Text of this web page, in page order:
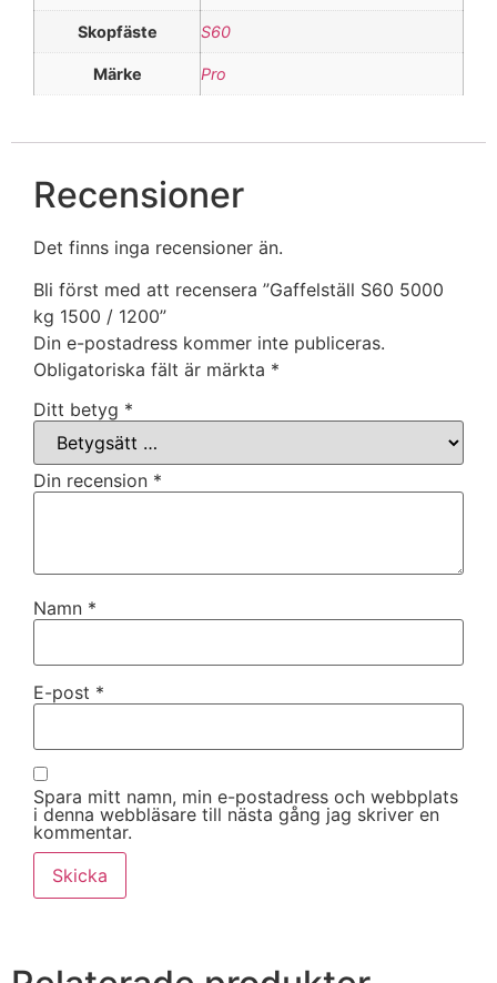
Skopfäste S60
Märke Pro
Recensioner
Det finns inga recensioner än.
Bli först med att recensera ”Gaffelställ S60 5000
kg 1500 / 1200”
Din e-postadress kommer inte publiceras.
Obligatoriska fält är märkta *
Ditt betyg *
Din recension *
Namn *
E-post *
Spara mitt namn, min e-postadress och webbplats
i denna webbläsare till nästa gång jag skriver en
kommentar.